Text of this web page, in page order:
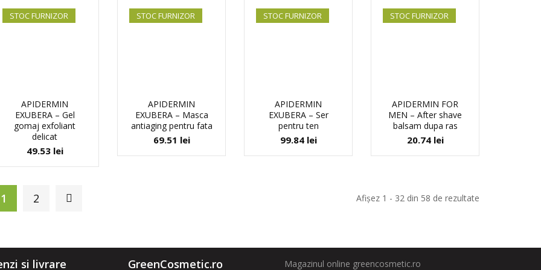
STOC FURNIZOR
APIDERMIN
EXUBERA – Gel
gomaj exfoliant
delicat
49.53 lei
STOC FURNIZOR
APIDERMIN
EXUBERA – Masca
antiaging pentru fata
69.51 lei
STOC FURNIZOR
APIDERMIN
EXUBERA – Ser
pentru ten
99.84 lei
STOC FURNIZOR
APIDERMIN FOR
MEN – After shave
balsam dupa ras
20.74 lei
1 2 Afișez 1 - 32 din 58 de rezultate
si livrare GreenCosmetic.ro Magazinul online greencosmetic.ro